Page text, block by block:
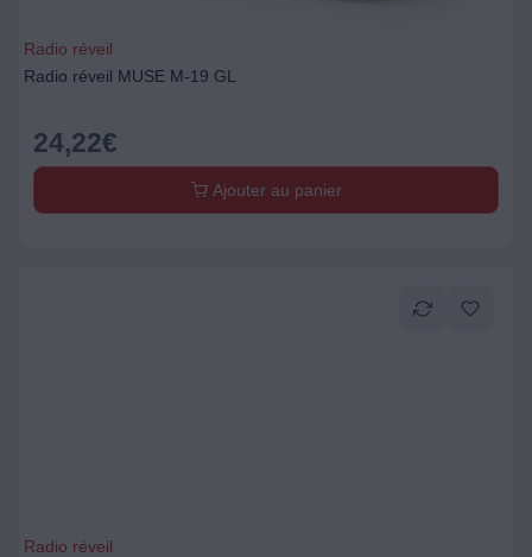
Radio réveil
Radio réveil MUSE M-19 GL
24,22€
Ajouter au panier
Radio réveil